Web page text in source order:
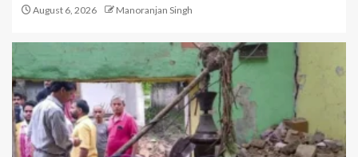
August 6, 2026 Manoranjan Singh